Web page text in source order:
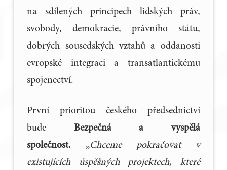
na sdílených principech lidských práv,
svobody, demokracie, právního státu,
dobrých sousedských vztahů a oddanosti
evropské integraci a transatlantickému
spojenectví.
První prioritou českého předsednictví
bude Bezpečná a vyspělá
společnost. „Chceme pokračovat v
existujících úspěšných projektech, které